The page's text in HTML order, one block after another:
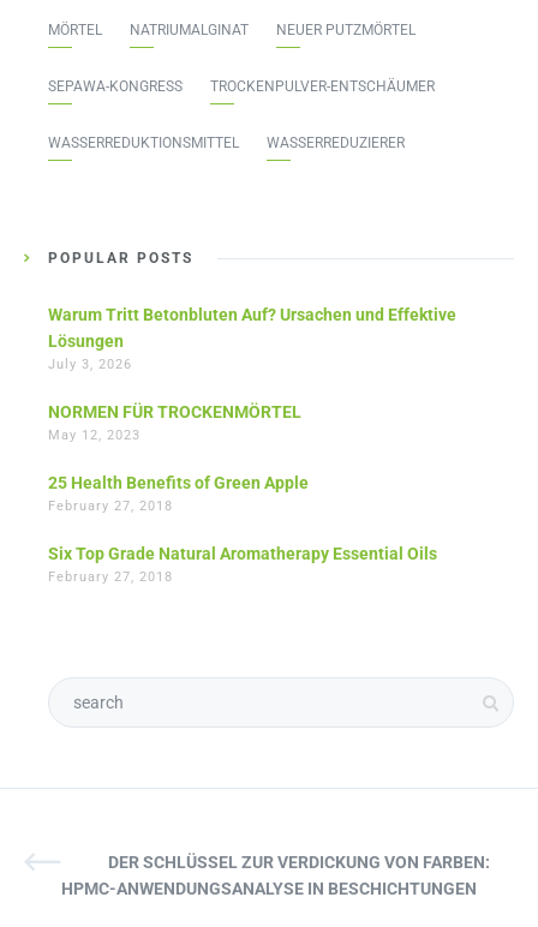
MÖRTEL NATRIUMALGINAT NEUER PUTZMÖRTEL
SEPAWA-KONGRESS TROCKENPULVER-ENTSCHÄUMER
WASSERREDUKTIONSMITTEL WASSERREDUZIERER
POPULAR POSTS
Warum Tritt Betonbluten Auf? Ursachen und Effektive
Lösungen
July 3, 2026
NORMEN FÜR TROCKENMÖRTEL
May 12, 2023
25 Health Benefits of Green Apple
February 27, 2018
Six Top Grade Natural Aromatherapy Essential Oils
February 27, 2018
DER SCHLÜSSEL ZUR VERDICKUNG VON FARBEN:
HPMC-ANWENDUNGSANALYSE IN BESCHICHTUNGEN